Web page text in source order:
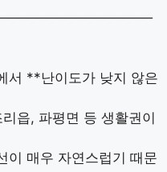
서 **난이도가 낮지 않은
읍, 파평면 등 생활권이
이 매우 자연스럽기 때문